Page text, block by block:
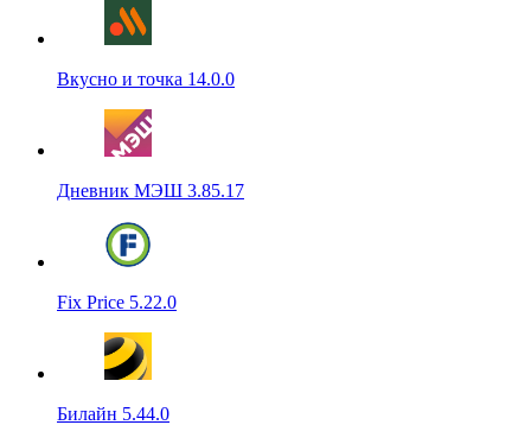
Вкусно и точка 14.0.0
Дневник МЭШ 3.85.17
Fix Price 5.22.0
Билайн 5.44.0